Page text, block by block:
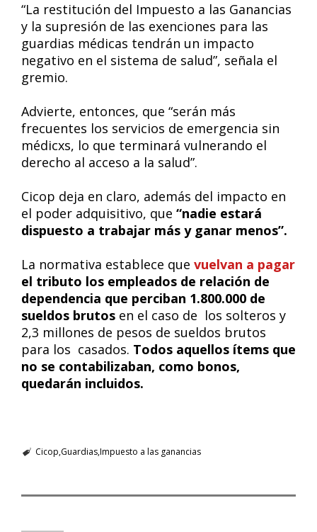
“La restitución del Impuesto a las Ganancias
y la supresión de las exenciones para las
guardias médicas tendrán un impacto
negativo en el sistema de salud”, señala el
gremio.
Advierte, entonces, que “serán más
frecuentes los servicios de emergencia sin
médicxs, lo que terminará vulnerando el
derecho al acceso a la salud”.
Cicop deja en claro, además del impacto en
el poder adquisitivo, que “nadie estará
dispuesto a trabajar más y ganar menos”.
La normativa establece que vuelvan a pagar
el tributo los empleados de relación de
dependencia que perciban 1.800.000 de
sueldos brutos en el caso de los solteros y
2,3 millones de pesos de sueldos brutos
para los casados. Todos aquellos ítems que
no se contabilizaban, como bonos,
quedarán incluidos.
Cicop GuardiasImpuesto a las ganancias